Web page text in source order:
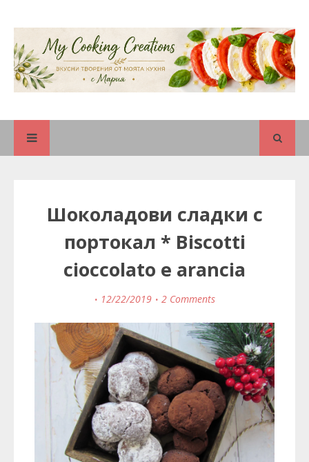
Шоколадови сладки с
портокал * Biscotti
cioccolato e arancia
12/22/2019 2 Comments